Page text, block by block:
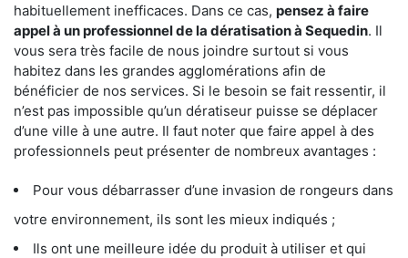
habituellement inefficaces. Dans ce cas, pensez à faire
appel à un professionnel de la dératisation à Sequedin. Il
vous sera très facile de nous joindre surtout si vous
habitez dans les grandes agglomérations afin de
bénéficier de nos services. Si le besoin se fait ressentir, il
n’est pas impossible qu’un dératiseur puisse se déplacer
d’une ville à une autre. Il faut noter que faire appel à des
professionnels peut présenter de nombreux avantages :
Pour vous débarrasser d’une invasion de rongeurs dans
votre environnement, ils sont les mieux indiqués ;
Ils ont une meilleure idée du produit à utiliser et qui